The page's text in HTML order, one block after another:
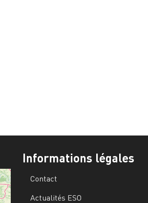
Informations légales
Contact
Actualités ESO